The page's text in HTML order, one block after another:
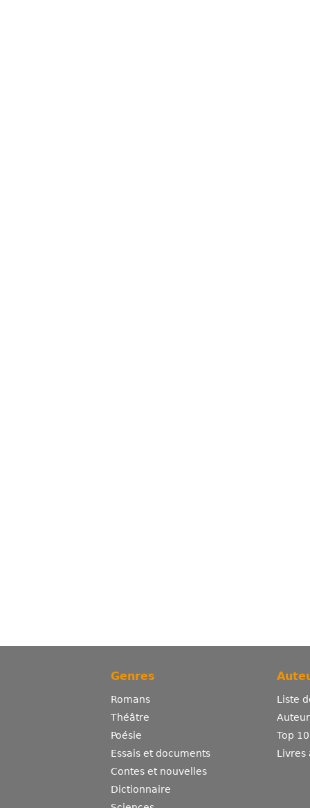
Genres
Romans
Théâtre
Poésie
Essais et documents
Contes et nouvelles
Dictionnaire
Liste
Top
Livres